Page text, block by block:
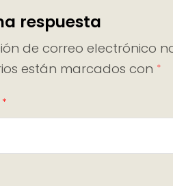
respuesta
de correo electrónico
están marcados con *
*